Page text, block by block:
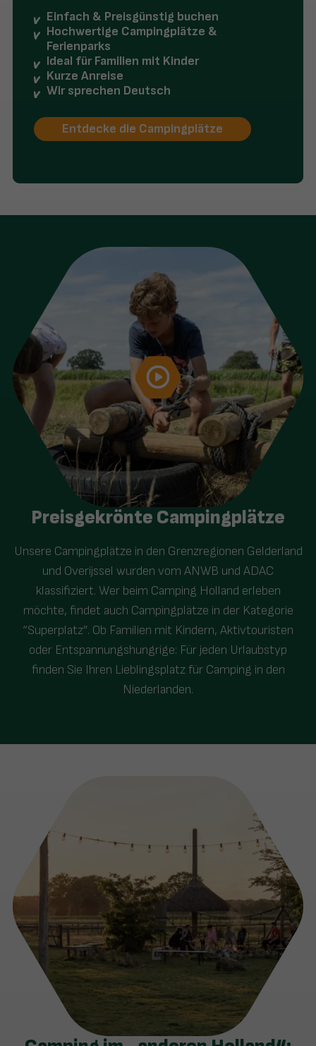
Einfach & Preisgünstig buchen
Hochwertige Campingplätze &
Ferienparks
Ideal für Familien mit Kinder
Kurze Anreise
Wir sprechen Deutsch
Entdecke die Campingplätze
Preisgekrönte Campingplätze
Unsere Campingplätze in den Grenzregionen Gelderland
und Overijssel wurden vom ANWB und ADAC
klassifiziert. Wer beim Camping Holland erleben
möchte, findet auch Campingplätze in der Kategorie
“Superplatz”. Ob Familien mit Kindern, Aktivtouristen
oder Entspannungshungrige: Für jeden Urlaubstyp
finden Sie Ihren Lieblingsplatz für Camping in den
Niederlanden.